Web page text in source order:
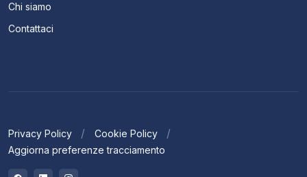
Chi siamo
Contattaci
Privacy Policy
Cookie Policy
Aggiorna preferenze tracciamento